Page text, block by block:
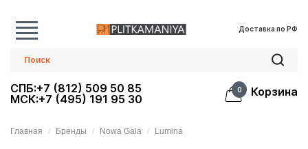
Доставка по РФ
СПБ:+7 (812) 509 50 85
МСК:+7 (495) 191 95 30
0 Корзина
Главная Бренды Nowa Gala Lumina